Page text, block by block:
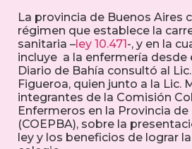
La provincia de Buenos Aires
régimen que establece la
sanitaria –ley 10.471-, y en la
incluye a la enfermería desde
Diario de Bahía consultó al
Figueroa, quien junto a la Lic.
integrantes de la Comisión
Enfermeros en la Provincia de
(COEPBA), sobre la
ley y los beneficios de lograr